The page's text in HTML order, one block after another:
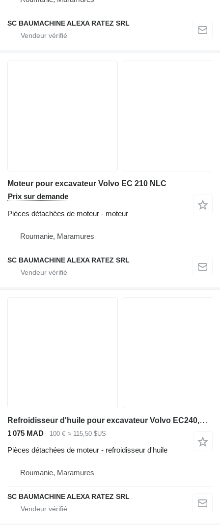
SC BAUMACHINE ALEXA RATEZ SRL
Moteur pour excavateur Volvo EC 210 NLC
Prix sur demande
Pièces détachées de moteur - moteur
Roumanie, Maramures
SC BAUMACHINE ALEXA RATEZ SRL
Refroidisseur d'huile pour excavateur Volvo EC240,EC210
1 075 MAD 100 € ≈ 115,50 $US
Pièces détachées de moteur - refroidisseur d'huile
Roumanie, Maramures
SC BAUMACHINE ALEXA RATEZ SRL